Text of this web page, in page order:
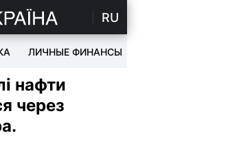
RU
ЛИЧНЫЕ ФИНАНСЫ
нафти
через